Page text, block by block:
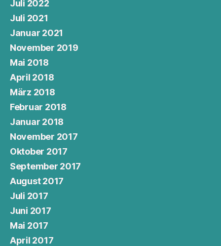
Juli 2022
Juli 2021
Januar 2021
November 2019
Mai 2018
April 2018
März 2018
Februar 2018
Januar 2018
November 2017
Oktober 2017
September 2017
August 2017
Juli 2017
Juni 2017
Mai 2017
April 2017